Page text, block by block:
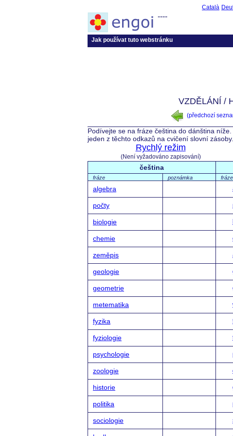
Català
----
Jak používat tuto webstránku
VZDĚLÁNÍ /
(předchozí
Podívejte se na fráze čeština do dánština
jeden z těchto odkazů na cvičení slovní zásoby.
Rychlý režim
(Není vyžadováno zapisování)
čeština
fráze poznámka fráze
algebra
počty
biologie
chemie
zeměpis
geologie
geometrie
metematika
fyzika
fyziologie
psychologie
zoologie
historie
politika
sociologie